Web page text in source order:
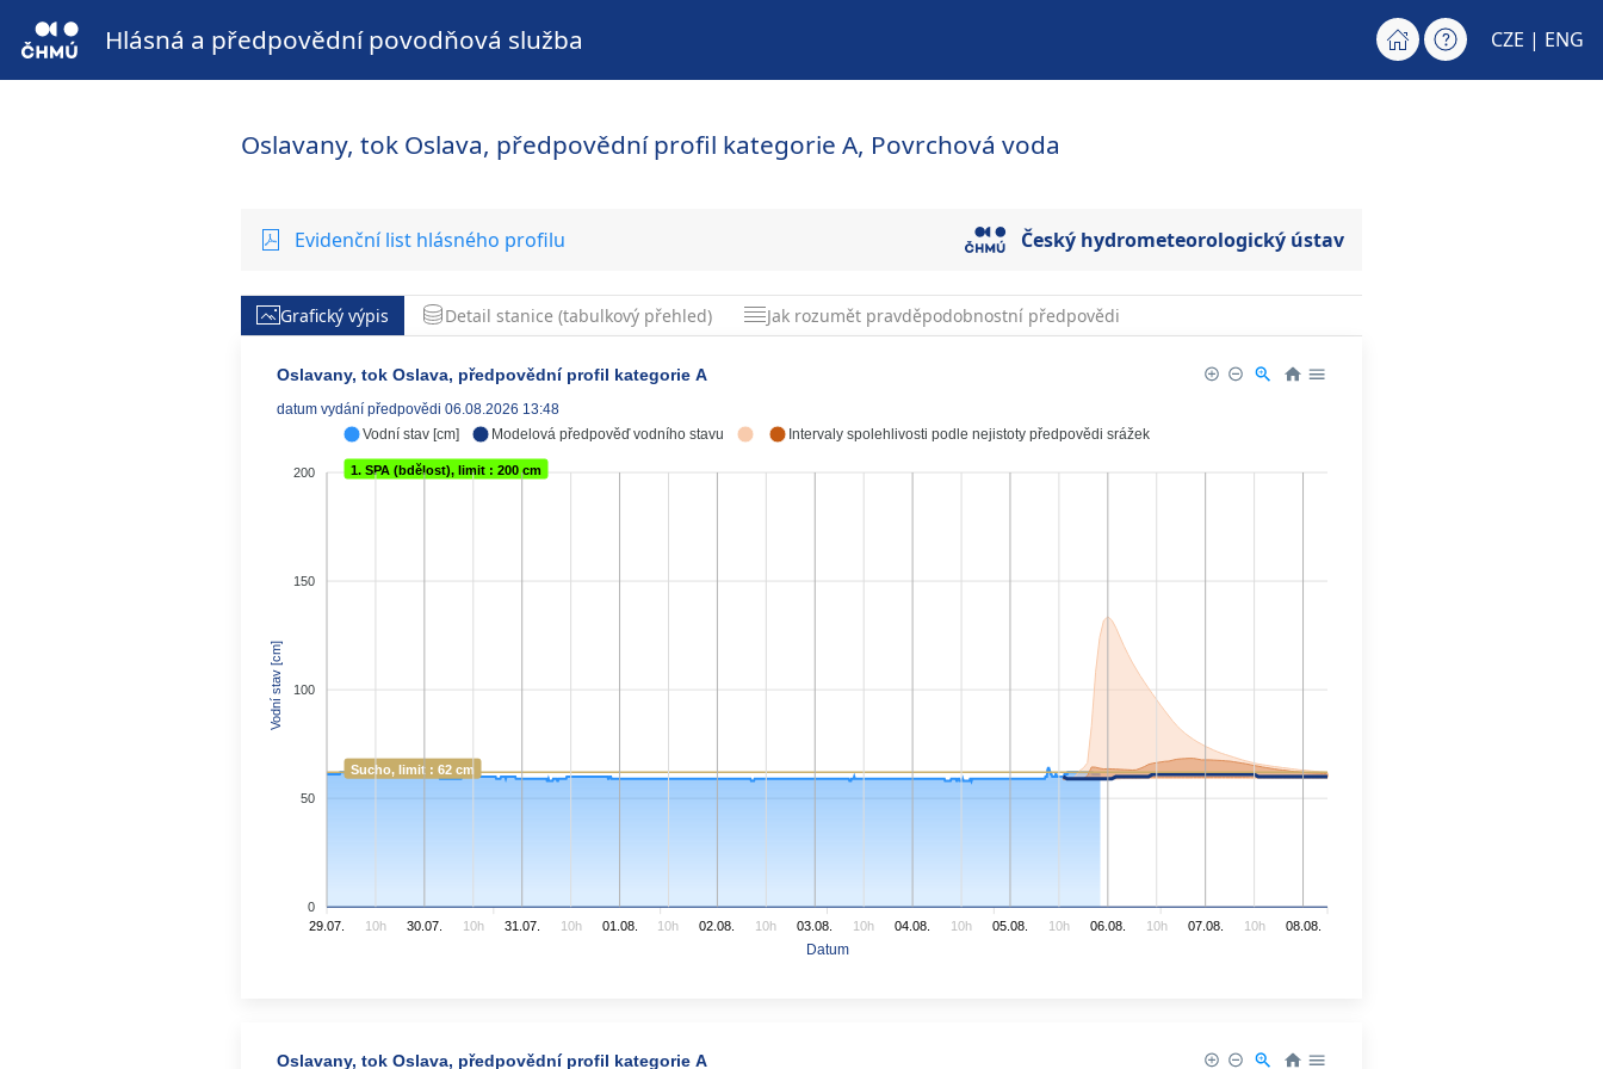
Hlásná a předpovědní povodňová služba CZE | ENG
Oslavany, tok Oslava, předpovědní profil kategorie A, Povrchová voda
Evidenční list hlásného profilu Český hydrometeorologický ústav
Grafický výpis Detail stanice (tabulkový přehled) Jak rozumět pravděpodobnostní předpovědi
Vodní stav [cm] Modelová předpověď vodního stavu Intervaly spolehlivosti podle nejistoty předpovědi srážek
Oslavany, tok Oslava, předpovědní profil kategorie A
datum vydání předpovědi 06.08.2026 13:48
200
150
100
50
0
Vodní stav [cm]
Datum
Sucho, limit : 62 cm
1. SPA (bdělost), limit : 200 cm
29.07. 10h 30.07. 10h 31.07. 10h 01.08. 10h 02.08. 10h 03.08. 10h 04.08. 10h 05.08. 10h 08.08.
10h
07.08.
10h
06.08.
Oslavany, tok Oslava, předpovědní profil kategorie A